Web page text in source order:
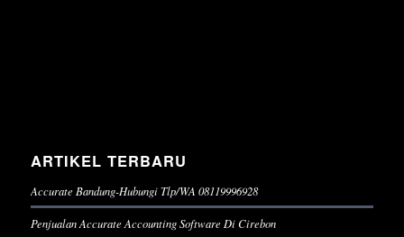
ARTIKEL TERBARU
Accurate Bandung-Hubungi Tlp/WA 08119996928
Penjualan Accurate Accounting Software Di Cirebon